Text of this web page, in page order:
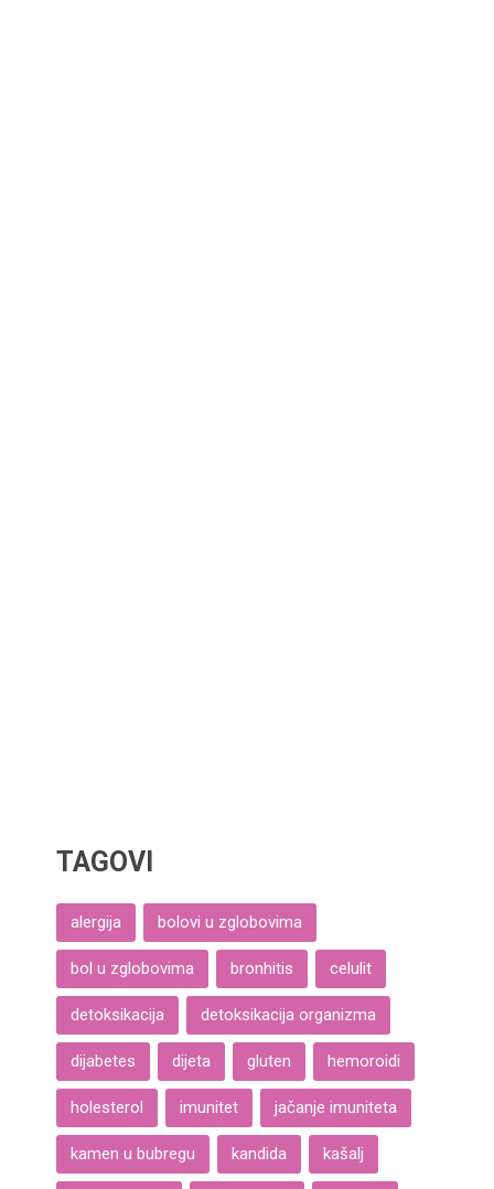
TAGOVI
alergija bolovi u zglobovima
bol u zglobovima bronhitis celulit
detoksikacija detoksikacija organizma
dijabetes dijeta gluten hemoroidi
holesterol imunitet jačanje imuniteta
kamen u bubregu kandida kašalj